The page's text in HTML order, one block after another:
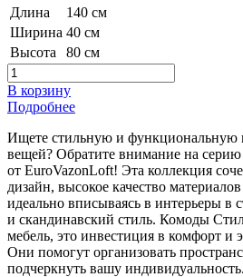
Длина
140 см
Ширина 40 см
Высота
80 см
В корзину
Подробнее
Ищете стильную и функциональную
вещей? Обратите внимание на серию
от EuroVazonLoft! Эта коллекция
дизайн, высокое качество
идеально вписываясь в интерьеры в
и скандинавский стиль. Комоды
мебель, это инвестиция в комфорт и
Они помогут организовать
подчеркнуть вашу индивидуальность.